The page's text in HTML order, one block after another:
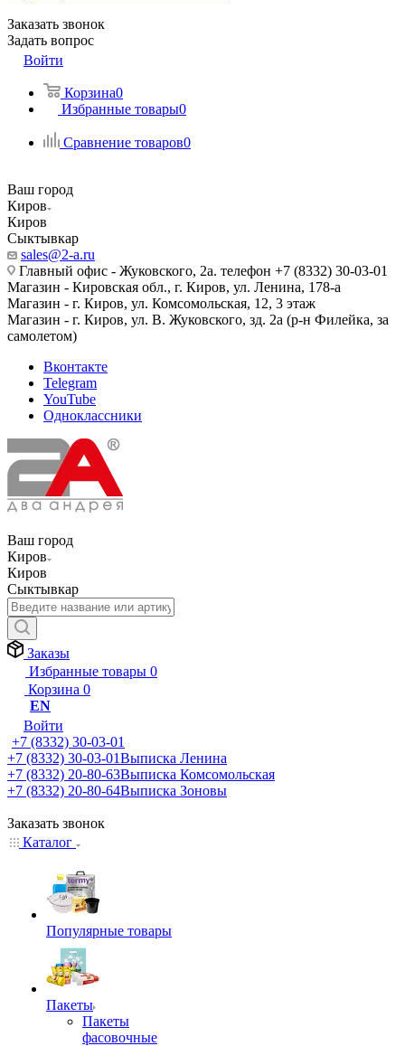
Заказать звонок
Задать вопрос
Войти
Корзина0
Избранные товары0
Сравнение товаров0
Ваш город
Киров
Киров
Сыктывкар
sales@2-a.ru
Главный офис - Жуковского, 2а. телефон +7 (8332) 30-03-01
Магазин - Кировская обл., г. Киров, ул. Ленина, 178-а
Магазин - г. Киров, ул. Комсомольская, 12, 3 этаж
Магазин - г. Киров, ул. В. Жуковского, зд. 2а (р-н Филейка, за
самолетом)
Вконтакте
Telegram
YouTube
Одноклассники
Ваш город
Киров
Киров
Сыктывкар
Заказы
Избранные товары 0
Корзина 0
EN
Войти
+7 (8332) 30-03-01
+7 (8332) 30-03-01Выписка Ленина
+7 (8332) 20-80-63Выписка Комсомольская
+7 (8332) 20-80-64Выписка Зоновы
Заказать звонок
Каталог
Популярные товары
Пакеты
Пакеты
фасовочные